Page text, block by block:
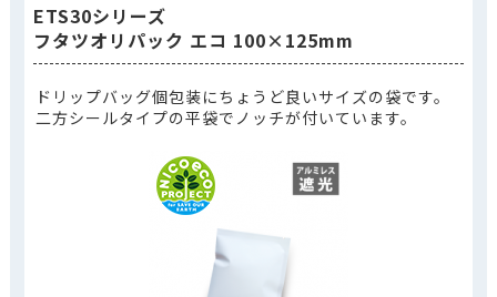
ETS30シリーズ
フタツオリパック エコ 100×125mm
ドリップバッグ個包装にちょうど良いサイズの袋です。
二方シールタイプの平袋でノッチが付いています。